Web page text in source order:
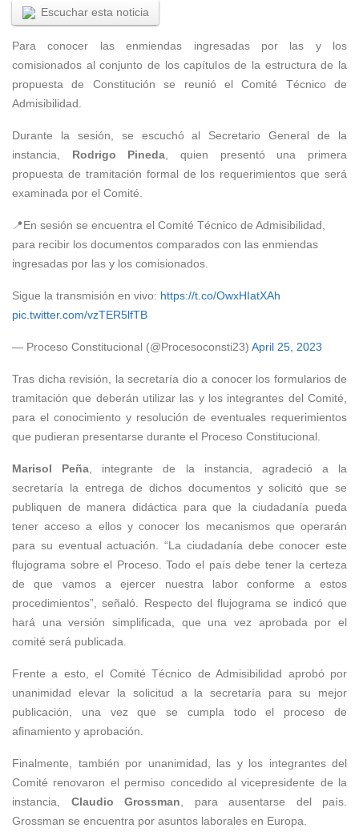
Escuchar esta noticia
Para conocer las enmiendas ingresadas por las y los
comisionados al conjunto de los capítulos de la estructura de la
propuesta de Constitución se reunió el Comité Técnico de
Admisibilidad.
Durante la sesión, se escuchó al Secretario General de la
instancia, Rodrigo Pineda, quien presentó una primera
propuesta de tramitación formal de los requerimientos que será
examinada por el Comité.
📍En sesión se encuentra el Comité Técnico de Admisibilidad,
para recibir los documentos comparados con las enmiendas
ingresadas por las y los comisionados.
Sigue la transmisión en vivo: https://t.co/OwxHIatXAh
pic.twitter.com/vzTER5lfTB
— Proceso Constitucional (@Procesoconsti23) April 25, 2023
Tras dicha revisión, la secretaría dio a conocer los formularios de
tramitación que deberán utilizar las y los integrantes del Comité,
para el conocimiento y resolución de eventuales requerimientos
que pudieran presentarse durante el Proceso Constitucional.
Marisol Peña, integrante de la instancia, agradeció a la
secretaría la entrega de dichos documentos y solicitó que se
publiquen de manera didáctica para que la ciudadanía pueda
tener acceso a ellos y conocer los mecanismos que operarán
para su eventual actuación. “La ciudadanía debe conocer este
flujograma sobre el Proceso. Todo el país debe tener la certeza
de que vamos a ejercer nuestra labor conforme a estos
procedimientos”, señaló. Respecto del flujograma se indicó que
hará una versión simplificada, que una vez aprobada por el
comité será publicada.
Frente a esto, el Comité Técnico de Admisibilidad aprobó por
unanimidad elevar la solicitud a la secretaría para su mejor
publicación, una vez que se cumpla todo el proceso de
afinamiento y aprobación.
Finalmente, también por unanimidad, las y los integrantes del
Comité renovaron el permiso concedido al vicepresidente de la
instancia, Claudio Grossman, para ausentarse del país.
Grossman se encuentra por asuntos laborales en Europa.